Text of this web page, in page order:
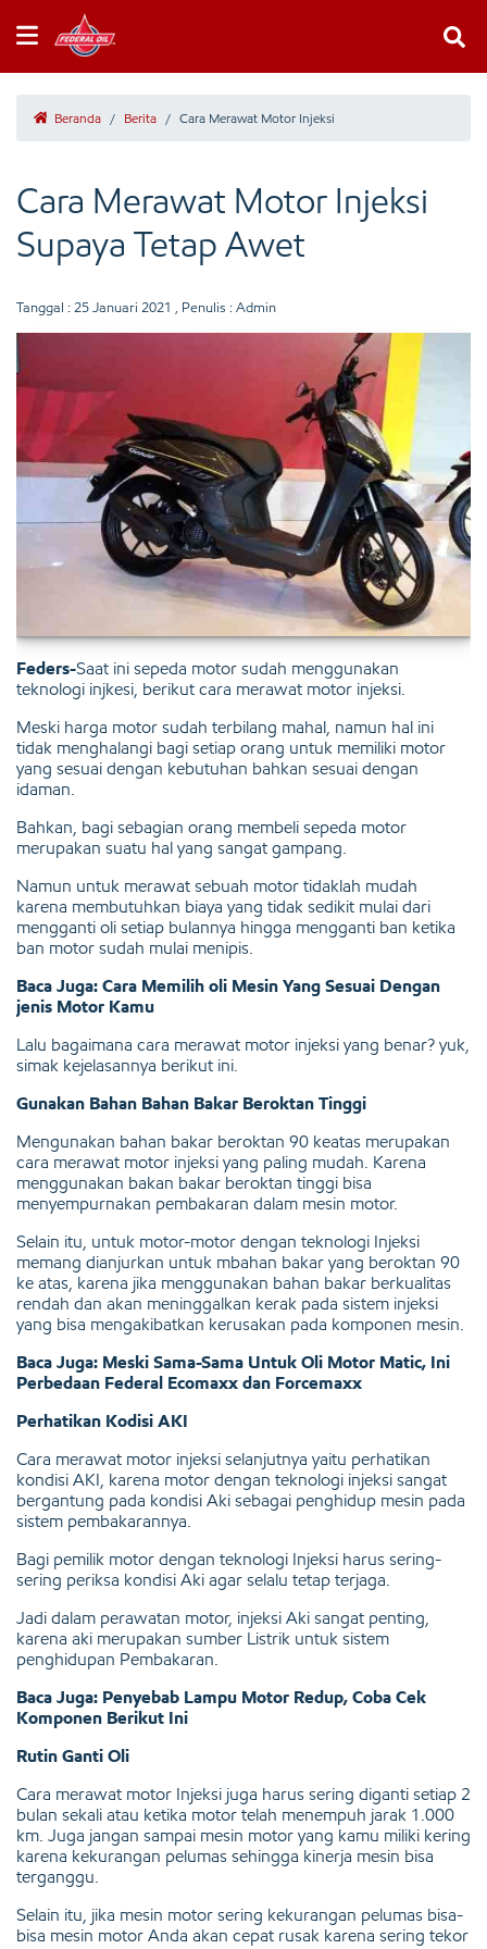
Beranda / Berita / Cara Merawat Motor Injeksi
Cara Merawat Motor Injeksi
Supaya Tetap Awet
Tanggal : 25 Januari 2021 , Penulis : Admin
Feders-Saat ini sepeda motor sudah menggunakan
teknologi injkesi, berikut cara merawat motor injeksi.
Meski harga motor sudah terbilang mahal, namun hal ini
tidak menghalangi bagi setiap orang untuk memiliki motor
yang sesuai dengan kebutuhan bahkan sesuai dengan
idaman.
Bahkan, bagi sebagian orang membeli sepeda motor
merupakan suatu hal yang sangat gampang.
Namun untuk merawat sebuah motor tidaklah mudah
karena membutuhkan biaya yang tidak sedikit mulai dari
mengganti oli setiap bulannya hingga mengganti ban ketika
ban motor sudah mulai menipis.
Baca Juga: Cara Memilih oli Mesin Yang Sesuai Dengan
jenis Motor Kamu
Lalu bagaimana cara merawat motor injeksi yang benar? yuk,
simak kejelasannya berikut ini.
Gunakan Bahan Bahan Bakar Beroktan Tinggi
Mengunakan bahan bakar beroktan 90 keatas merupakan
cara merawat motor injeksi yang paling mudah. Karena
menggunakan bakan bakar beroktan tinggi bisa
menyempurnakan pembakaran dalam mesin motor.
Selain itu, untuk motor-motor dengan teknologi Injeksi
memang dianjurkan untuk mbahan bakar yang beroktan 90
ke atas, karena jika menggunakan bahan bakar berkualitas
rendah dan akan meninggalkan kerak pada sistem injeksi
yang bisa mengakibatkan kerusakan pada komponen mesin.
Baca Juga: Meski Sama-Sama Untuk Oli Motor Matic, Ini
Perbedaan Federal Ecomaxx dan Forcemaxx
Perhatikan Kodisi AKI
Cara merawat motor injeksi selanjutnya yaitu perhatikan
kondisi AKI, karena motor dengan teknologi injeksi sangat
bergantung pada kondisi Aki sebagai penghidup mesin pada
sistem pembakarannya.
Bagi pemilik motor dengan teknologi Injeksi harus sering-
sering periksa kondisi Aki agar selalu tetap terjaga.
Jadi dalam perawatan motor, injeksi Aki sangat penting,
karena aki merupakan sumber Listrik untuk sistem
penghidupan Pembakaran.
Baca Juga: Penyebab Lampu Motor Redup, Coba Cek
Komponen Berikut Ini
Rutin Ganti Oli
Cara merawat motor Injeksi juga harus sering diganti setiap 2
bulan sekali atau ketika motor telah menempuh jarak 1.000
km. Juga jangan sampai mesin motor yang kamu miliki kering
karena kekurangan pelumas sehingga kinerja mesin bisa
terganggu.
Selain itu, jika mesin motor sering kekurangan pelumas bisa-
bisa mesin motor Anda akan cepat rusak karena sering tekor